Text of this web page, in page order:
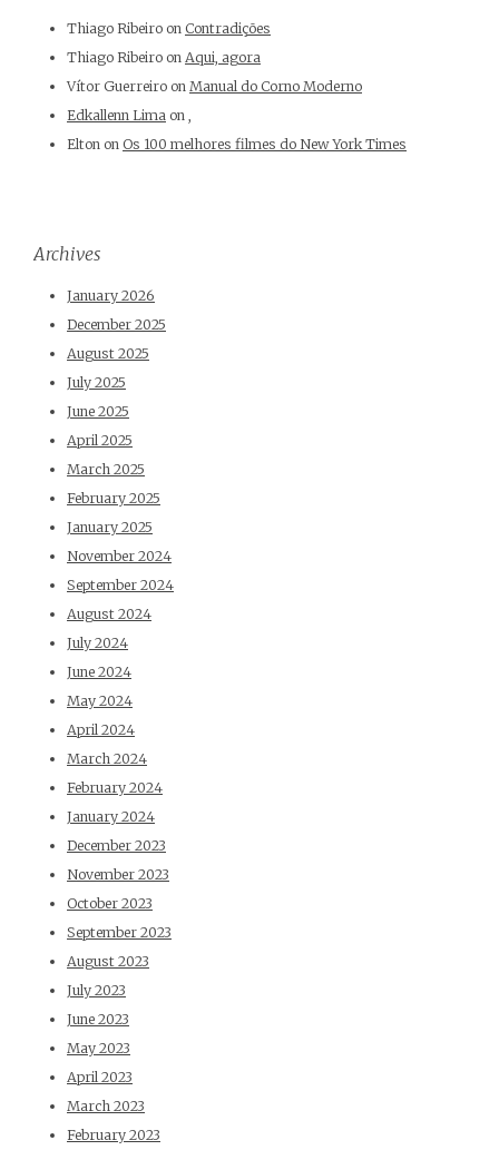
Thiago Ribeiro on Contradições
Thiago Ribeiro on Aqui, agora
Vítor Guerreiro on Manual do Corno Moderno
Edkallenn Lima on ,
Elton on Os 100 melhores filmes do New York Times
Archives
January 2026
December 2025
August 2025
July 2025
June 2025
April 2025
March 2025
February 2025
January 2025
November 2024
September 2024
August 2024
July 2024
June 2024
May 2024
April 2024
March 2024
February 2024
January 2024
December 2023
November 2023
October 2023
September 2023
August 2023
July 2023
June 2023
May 2023
April 2023
March 2023
February 2023